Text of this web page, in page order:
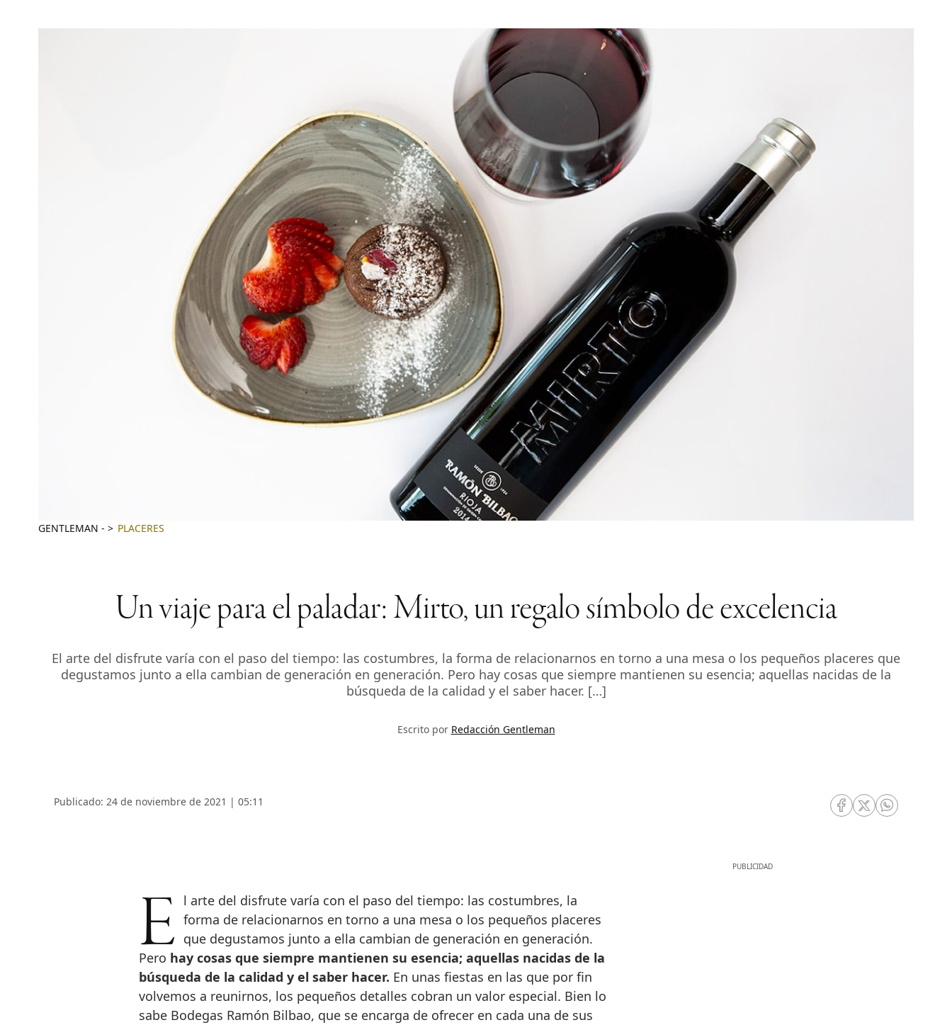
GENTLEMAN - PLACERES
Un viaje para el paladar: Mirto, un regalo símbolo de excelencia
El arte del disfrute varía con el paso del tiempo: las costumbres, la forma de relacionarnos en torno a una mesa o los pequeños placeres que
degustamos junto a ella cambian de generación en generación. Pero hay cosas que siempre mantienen su esencia; aquellas nacidas de la
búsqueda de la calidad y el saber hacer. […]
Escrito por Redacción Gentleman
Publicado: 24 de noviembre de 2021 | 05:11
RRSS Facebook
RRSS Twitter
RRSS
El arte del disfrute varía con el paso del tiempo: las costumbres, la forma de relacionarnos en torno a una mesa o los pequeños placeres
que degustamos junto a ella cambian de generación en generación.
Pero hay cosas que siempre mantienen su esencia; aquellas nacidas de la
búsqueda de la calidad y el saber hacer. En unas fiestas en las que por fin
volvemos a reunirnos, los pequeños detalles cobran un valor especial. Bien lo
sabe Bodegas Ramón Bilbao, que se encarga de ofrecer en cada una de sus